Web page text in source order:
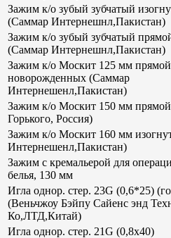
Зажим к/о зубый зубчатый
(Саммар Интернешнл,Пакистан)
Зажим к/о зубый зубчатый
(Саммар Интернешнл,Пакистан)
Зажим к/о Москит 125 мм
новорожденных (Саммар
Интернешенл,Пакистан)
Зажим к/о Москит 150 мм
Горького, Россия)
Зажим к/о Москит 160 мм
Интернешенл,Пакистан)
Зажим с кремальерой для
белья, 130 мм
Игла однор. стер. 23G (0,6*25)
(Веньчжоу Бэйпу Сайенс энд
Ко,ЛТД,Китай)
Игла однор. стер. 21G (0,8х40)